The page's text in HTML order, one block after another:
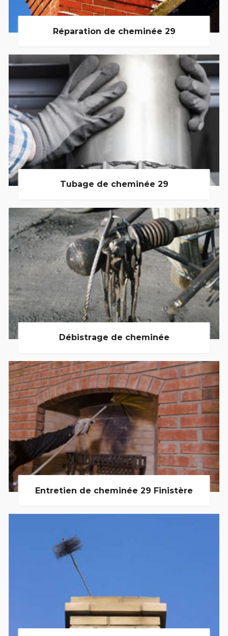
Réparation de cheminée 29
Tubage de cheminée 29
Débistrage de cheminée
Entretien de cheminée 29 Finistère